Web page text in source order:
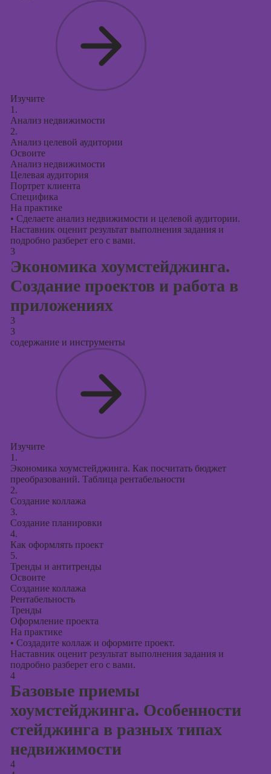
Изучите
1.
Анализ недвижимости
2.
Анализ целевой аудитории
Освоите
Анализ недвижимости
Целевая аудитория
Портрет клиента
Специфика
На практике
• Сделаете анализ недвижимости и целевой аудитории.
Наставник оценит результат выполнения задания и
подробно разберет его с вами.
3
Экономика хоумстейджинга.
Создание проектов и работа в
приложениях
3
3
содержание и инструменты
Изучите
1.
Экономика хоумстейджинга. Как посчитать бюджет
преобразований. Таблица рентабельности
2.
Создание коллажа
3.
Создание планировки
4.
Как оформлять проект
5.
Тренды и антитренды
Освоите
Создание коллажа
Рентабельность
Тренды
Оформление проекта
На практике
• Создадите коллаж и оформите проект.
Наставник оценит результат выполнения задания и
подробно разберет его с вами.
4
Базовые приемы
хоумстейджинга. Особенности
стейджинга в разных типах
недвижимости
4